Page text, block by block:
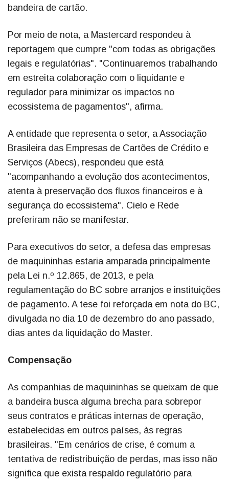
bandeira de cartão.
Por meio de nota, a Mastercard respondeu à
reportagem que cumpre "com todas as obrigações
legais e regulatórias". "Continuaremos trabalhando
em estreita colaboração com o liquidante e
regulador para minimizar os impactos no
ecossistema de pagamentos", afirma.
A entidade que representa o setor, a Associação
Brasileira das Empresas de Cartões de Crédito e
Serviços (Abecs), respondeu que está
"acompanhando a evolução dos acontecimentos,
atenta à preservação dos fluxos financeiros e à
segurança do ecossistema". Cielo e Rede
preferiram não se manifestar.
Para executivos do setor, a defesa das empresas
de maquininhas estaria amparada principalmente
pela Lei n.º 12.865, de 2013, e pela
regulamentação do BC sobre arranjos e instituições
de pagamento. A tese foi reforçada em nota do BC,
divulgada no dia 10 de dezembro do ano passado,
dias antes da liquidação do Master.
Compensação
As companhias de maquininhas se queixam de que
a bandeira busca alguma brecha para sobrepor
seus contratos e práticas internas de operação,
estabelecidas em outros países, às regras
brasileiras. "Em cenários de crise, é comum a
tentativa de redistribuição de perdas, mas isso não
significa que exista respaldo regulatório para